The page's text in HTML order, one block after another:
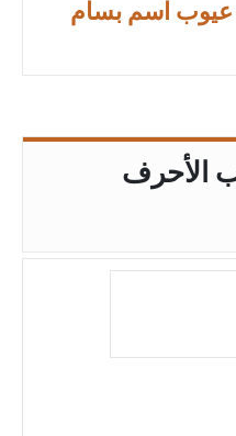
عيوب اسم بسام
الأحرف